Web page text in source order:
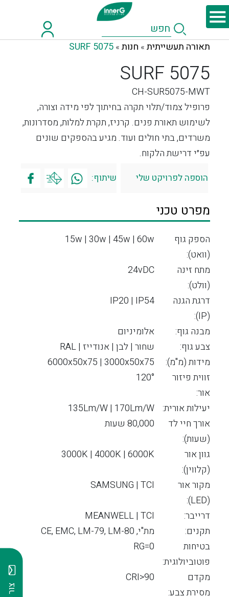
תאורה תעשייתית » חנות »
SURF 5075
SURF 5075
CH-SUR5075-MWT
פרופיל צמוד/תלוי תקרה בחיתוך לפי מידה וצורה,
לשימוש תאורת פנים. קרניז, תקרת למלות, מסדרונות,
משרדים, בתי חולים ועוד. מגיע בהספקים שונים
עפ״י דרישת הלקוח.
הוספה לפרויקט שלי שיתוף:
מפרט טכני
הספק גוף
(וואט):
15w | 30w | 45w | 60w
מתח זינה
(וולט):
24vDC
דרגת הגנה
(IP):
IP20 | IP54
מבנה גוף:
אלומיניום
צבע גוף:
שחור | לבן | אנודייז | RAL
מידות (מ"מ):
6000x50x75 | 3000x50x75
זווית פיזור
אור:
120°
יעילות אורית:
135Lm/W | 170Lm/W
אורך חיי לד
(שעות):
80,000 שעות
גוון אור
(קלווין):
3000K | 4000K | 6000K
מקור אור
(LED):
SAMSUNG | TCI
דרייבר:
MEANWELL | TCI
תקנים:
מת"י, CE, EMC, LM-79, LM-80
בטיחות
פוטוביולוגית:
RG=0
מקדם
מסירת צבע:
CRI>90